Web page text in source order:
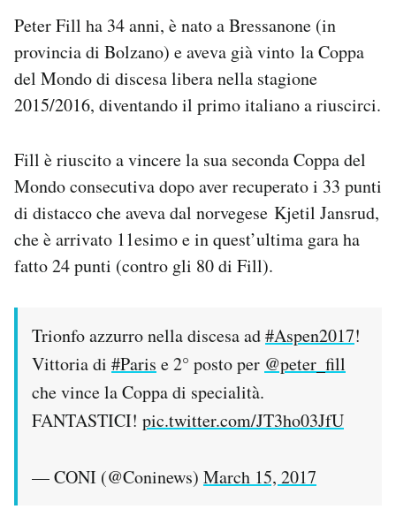
Peter Fill ha 34 anni, è nato a Bressanone (in
provincia di Bolzano) e aveva già vinto la Coppa
del Mondo di discesa libera nella stagione
2015/2016, diventando il primo italiano a riuscirci.
Fill è riuscito a vincere la sua seconda Coppa del
Mondo consecutiva dopo aver recuperato i 33 punti
di distacco che aveva dal norvegese Kjetil Jansrud,
che è arrivato 11esimo e in quest’ultima gara ha
fatto 24 punti (contro gli 80 di Fill).
Trionfo azzurro nella discesa ad#Aspen2017!
Vittoria di #Paris e 2° posto per @peter_fill
che vince la Coppa di specialità.
FANTASTICI! pic.twitter.com/JT3ho03JfU
— CONI (@Coninews) March 15, 2017